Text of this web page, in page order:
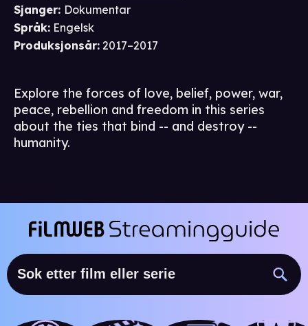
Sjanger: Dokumentar
Språk: Engelsk
Produksjonsår: 2017–2017
Explore the forces of love, belief, power, war,
peace, rebellion and freedom in this series
about the ties that bind -- and destroy --
humanity.